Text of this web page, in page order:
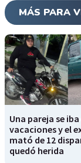
MÁS PARA
Una pareja se iba
vacaciones y el
mató de 12
quedó herida